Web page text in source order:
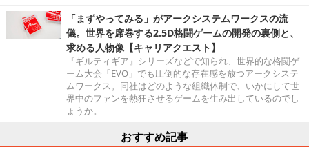
「まずやってみる」がアークシステムワークスの流
儀。世界を席巻する2.5D格闘ゲームの開発の裏側と、
求める人物像【キャリアクエスト】
『ギルティギア』シリーズなどで知られ、世界的な格闘ゲ
ーム大会「EVO」でも圧倒的な存在感を放つアークシステ
ムワークス。同社はどのような組織体制で、いかにして世
界中のファンを熱狂させるゲームを生み出しているのでし
ょうか。
おすすめ記事